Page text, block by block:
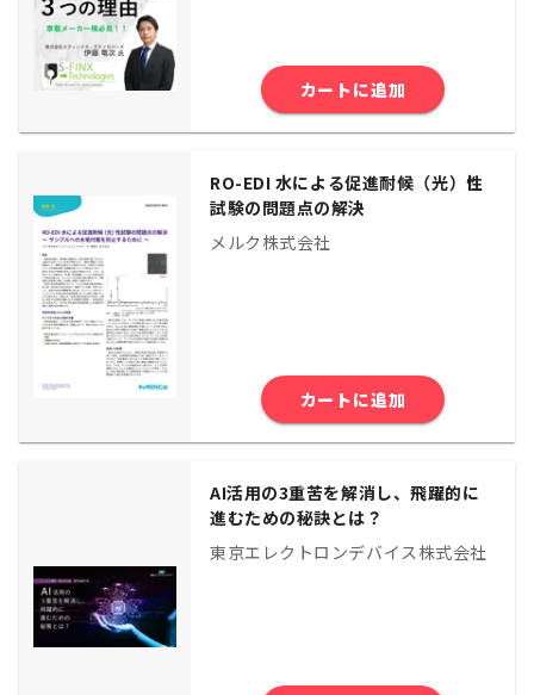
カートに追加
RO-EDI 水による促進耐候（光）性
試験の問題点の解決
メルク株式会社
カートに追加
AI活用の3重苦を解消し、飛躍的に
進むための秘訣とは？
東京エレクトロンデバイス株式会社